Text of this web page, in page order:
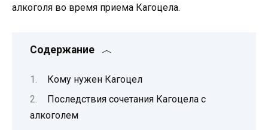
алкоголя во время приема Кагоцела.
Содержание
Кому нужен Кагоцел
Последствия сочетания Кагоцела с
алкоголем